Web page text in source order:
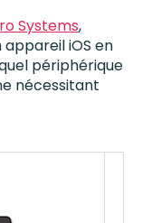
Systems,
iOS en
périphérique
nécessitant